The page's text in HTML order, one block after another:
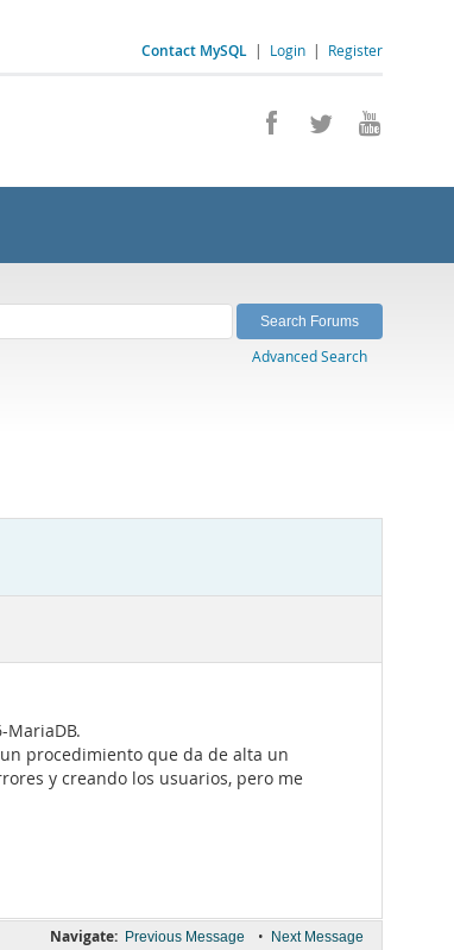
Contact MySQL | Login | Register
Advanced Search
MariaDB.
procedimiento que da de alta un
y creando los usuarios, pero me
Navigate: Previous Message • Next Message